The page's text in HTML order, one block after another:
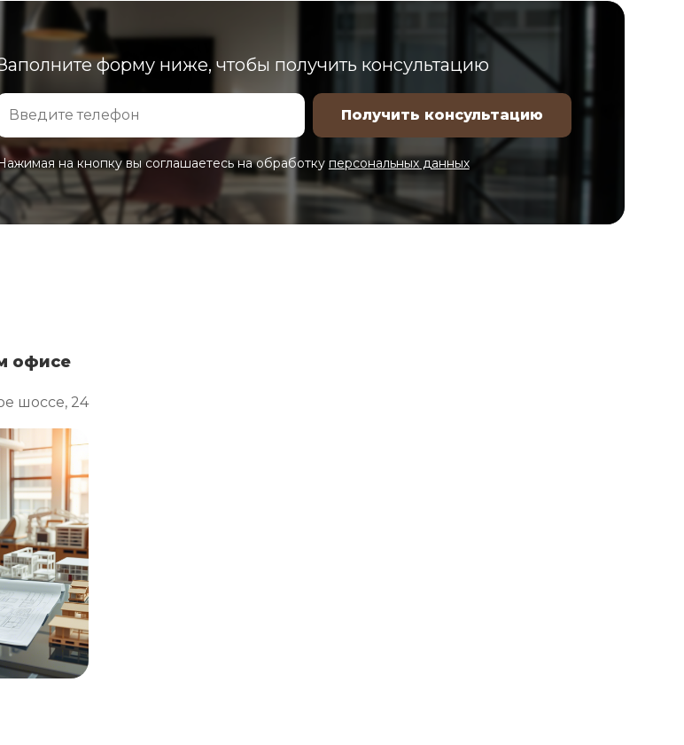
форму ниже, чтобы получить консультацию
на кнопку вы соглашаетесь на обработку персональных данных
офисе
шоссе, 24